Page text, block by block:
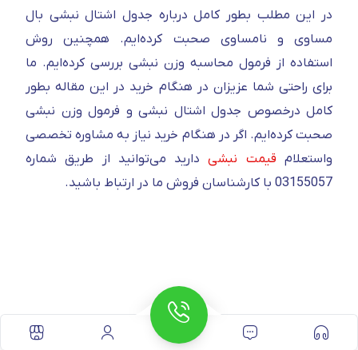
در این مطلب بطور کامل درباره جدول اشتال نبشی بال
مساوی و نامساوی صحبت کرده‌ایم. همچنین روش
استفاده از فرمول محاسبه وزن نبشی بررسی کرده‌ایم. ما
برای راحتی شما عزیزان در هنگام خرید در این مقاله بطور
کامل درخصوص جدول اشتال نبشی و فرمول وزن نبشی
صحبت کرده‌ایم. اگر در هنگام خرید نیاز به مشاوره تخصصی
واستعلام قیمت نبشیدارید می‌توانید از طریق شماره
03155057 با کارشناسان فروش ما در ارتباط باشید.